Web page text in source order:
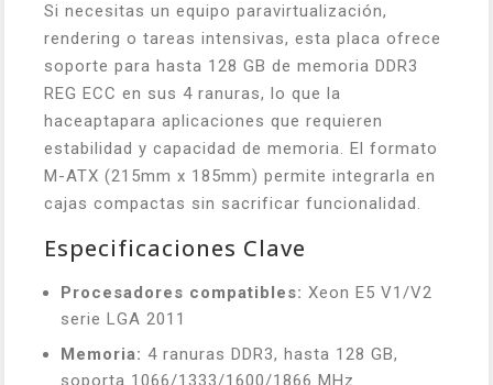
Si necesitas un equipo paravirtualización,
rendering o tareas intensivas, esta placa ofrece
soporte para hasta 128 GB de memoria DDR3
REG ECC en sus 4 ranuras, lo que la
haceaptapara aplicaciones que requieren
estabilidad y capacidad de memoria. El formato
M-ATX (215mm x 185mm) permite integrarla en
cajas compactas sin sacrificar funcionalidad.
Especificaciones Clave
Procesadores compatibles: Xeon E5 V1/V2
serie LGA 2011
Memoria: 4 ranuras DDR3, hasta 128 GB,
soporta 1066/1333/1600/1866 MHz